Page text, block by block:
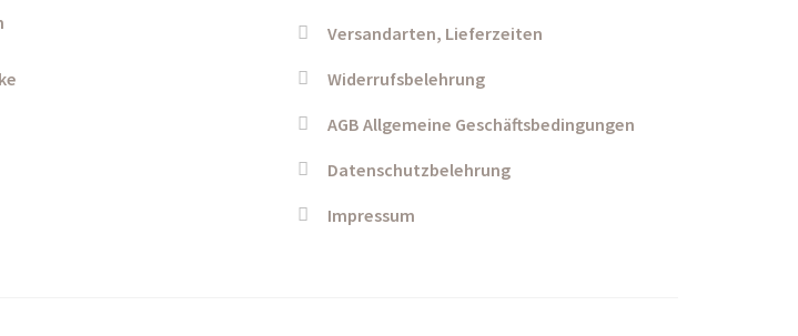
Versandarten, Lieferzeiten
Widerrufsbelehrung
AGB Allgemeine Geschäftsbedingungen
Datenschutzbelehrung
Impressum